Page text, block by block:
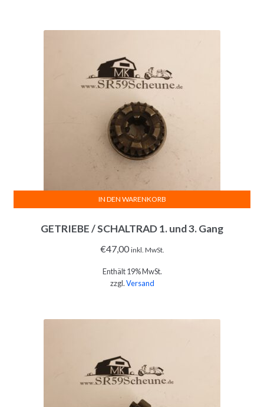
GETRIEBE / SCHALTRAD 1. und 3. Gang
€47,00 inkl. MwSt.
Enthält 19% MwSt.
zzgl.Versand
IN DEN WARENKORB